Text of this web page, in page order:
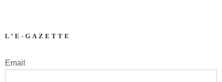
L’E-GAZETTE
Email